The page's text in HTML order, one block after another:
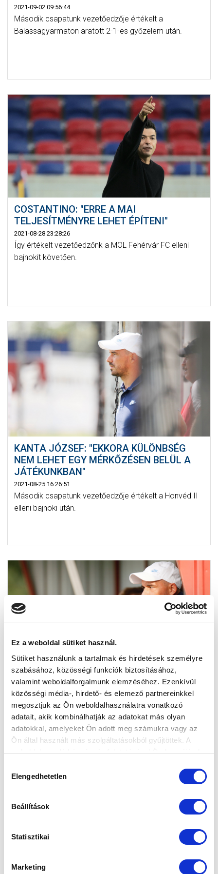
Ez a weboldal sütiket használ.
Sütiket használunk a tartalmak és hirdetések személyre
szabásához, közösségi funkciók biztosításához,
valamint weboldalforgalmunk elemzéséhez. Ezenkívül
közösségi média-, hirdető- és elemező partnereinkkel
megosztjuk az Ön weboldalhasználatra vonatkozó
adatait, akik kombinálhatják az adatokat más olyan
adatokkal, amelyeket Ön adott meg számukra vagy az
Ön által használt más szolgáltatásokból gyűjtöttek. A
weboldalon való böngészés folytatásával Ön hozzájárul a
kiválasztása
Elengedhetetlen
Beállítások
Statisztikai
Marketing
2021-09-02 09:56:44
Második csapatunk vezetőedzője értékelt a
Balassagyarmaton aratott 2-1-es győzelem után.
COSTANTINO: "ERRE A MAI
TELJESÍTMÉNYRE LEHET ÉPÍTENI"
2021-08-28 23:28:26
Így értékelt vezetőedzőnk a MOL Fehérvár FC elleni
bajnokit követően.
KANTA JÓZSEF: "EKKORA KÜLÖNBSÉG
NEM LEHET EGY MÉRKŐZÉSEN BELÜL A
JÁTÉKUNKBAN"
2021-08-25 16:26:51
Második csapatunk vezetőedzője értékelt a Honvéd II
elleni bajnoki után.
KANTA JÓZSEF: “A VERESÉG ELLENÉRE
SOK POZITÍVUMOT LÁTTAM”
2021-08-23 07:54:10
Így értékelt második csapatunk vezetőedzője a
vasárnapi bajnoki után.